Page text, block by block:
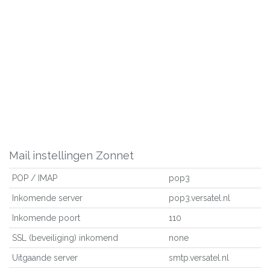
Mail instellingen Zonnet
POP / IMAP pop3
Inkomende server pop3.versatel.nl
Inkomende poort 110
SSL (beveiliging) inkomend none
Uitgaande server smtp.versatel.nl